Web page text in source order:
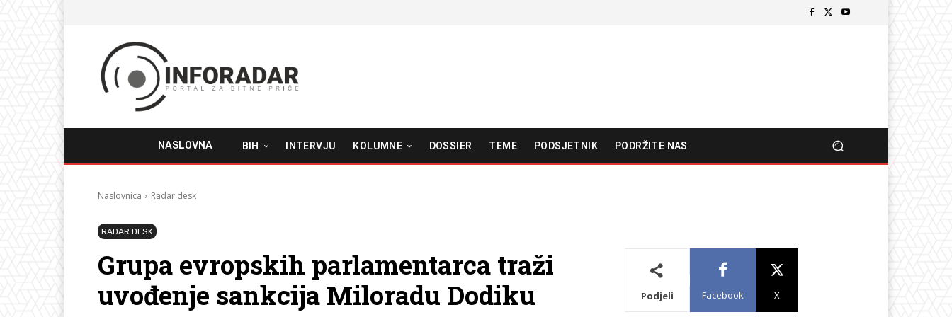
NASLOVNA BIH INTERVJU KOLUMNE DOSSIER TEME PODSJETNIK PODRŽITE NAS
Naslovnica Radar desk
RADAR DESK
Grupa evropskih parlamentarca traži
uvođenje sankcija Miloradu Dodiku
Podjeli Facebook X